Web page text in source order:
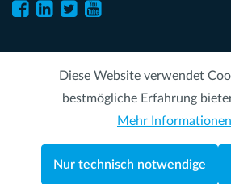
Diese Website verwendet
bestmögliche Erfahrung
Mehr
Nur technisch notwendige